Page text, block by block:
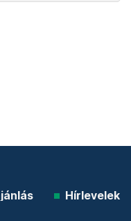
Hírlevelek